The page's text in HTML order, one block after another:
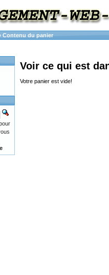
Contenu du panier
Voir ce qui est
Votre panier est vide!